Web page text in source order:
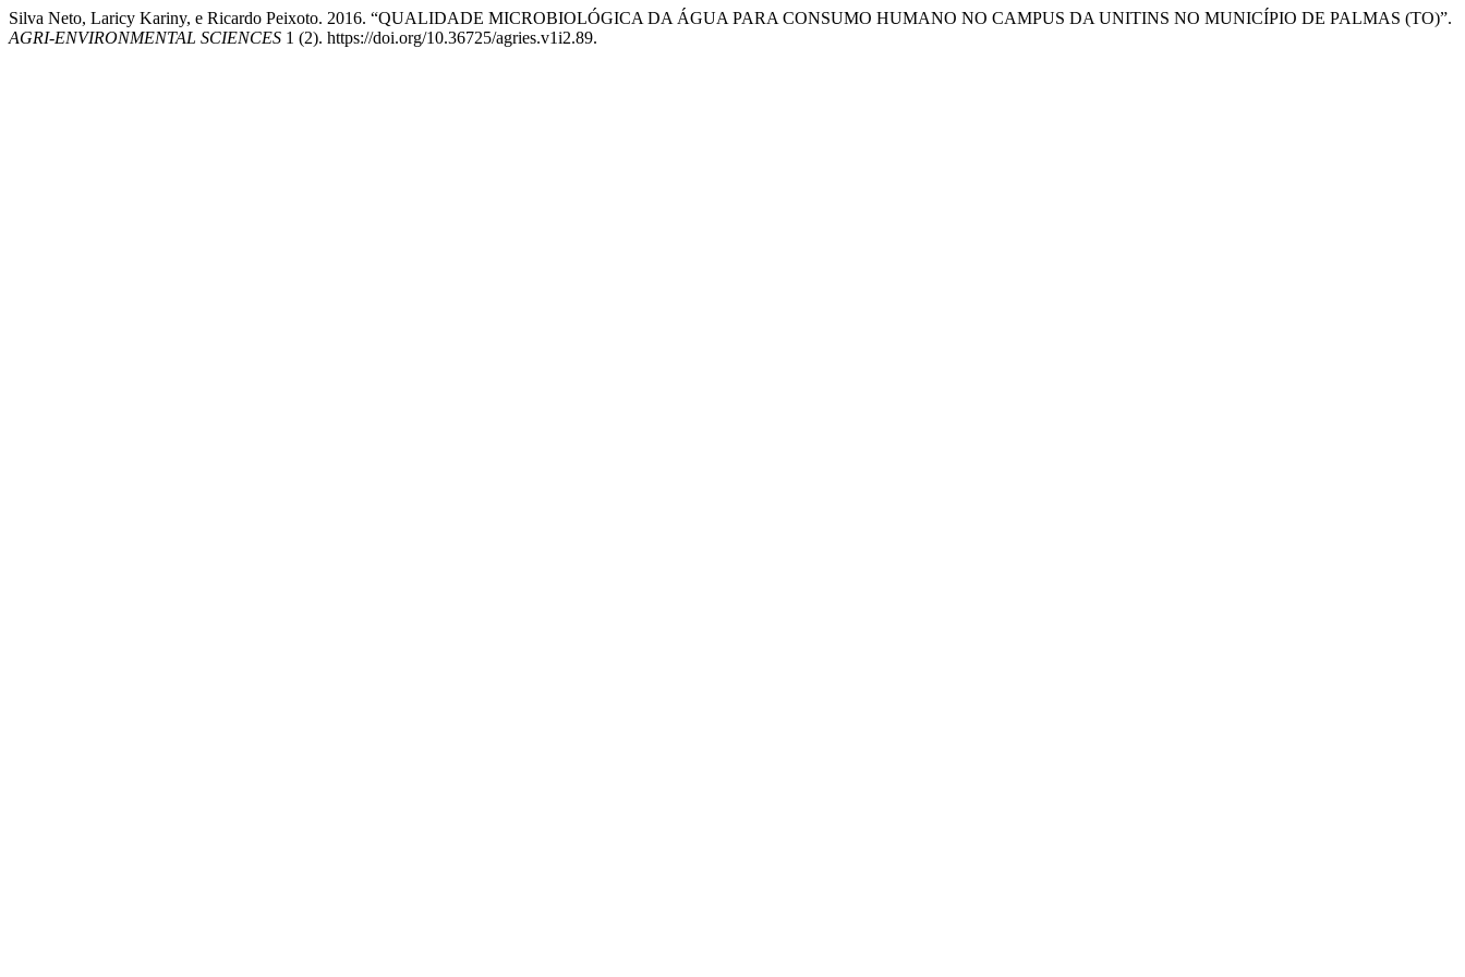
Silva Neto, Laricy Kariny, e Ricardo Peixoto. 2016. “QUALIDADE MICROBIOLÓGICA DA ÁGUA PARA CONSUMO HUMANO NO CAMPUS DA UNITINS NO MUNICÍPIO DE PALMAS (TO)”.
AGRI-ENVIRONMENTAL SCIENCES 1 (2). https://doi.org/10.36725/agries.v1i2.89.